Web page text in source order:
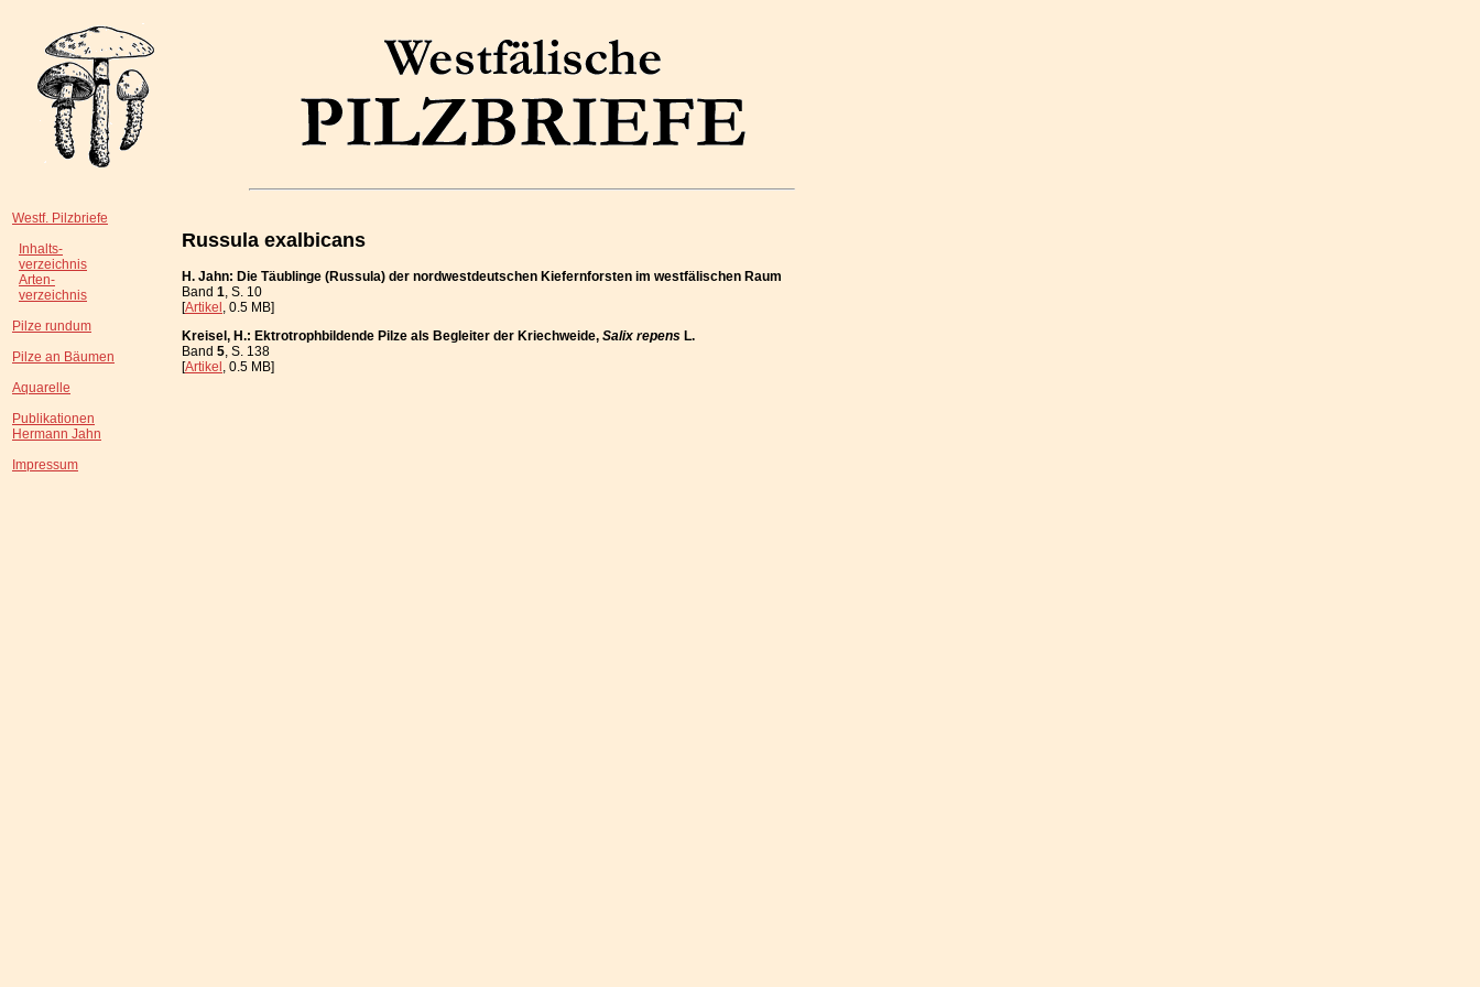
Westf. Pilzbriefe
Inhalts-
verzeichnis
Arten-
verzeichnis
Pilze rundum
Pilze an Bäumen
Aquarelle
Publikationen
Hermann Jahn
Impressum
Russula exalbicans
H. Jahn: Die Täublinge (Russula) der nordwestdeutschen Kiefernforsten im westfälischen Raum
Band 1, S. 10
[Artikel, 0.5 MB]
Kreisel, H.: Ektrotrophbildende Pilze als Begleiter der Kriechweide, Salix repens L.
Band 5, S. 138
[Artikel, 0.5 MB]